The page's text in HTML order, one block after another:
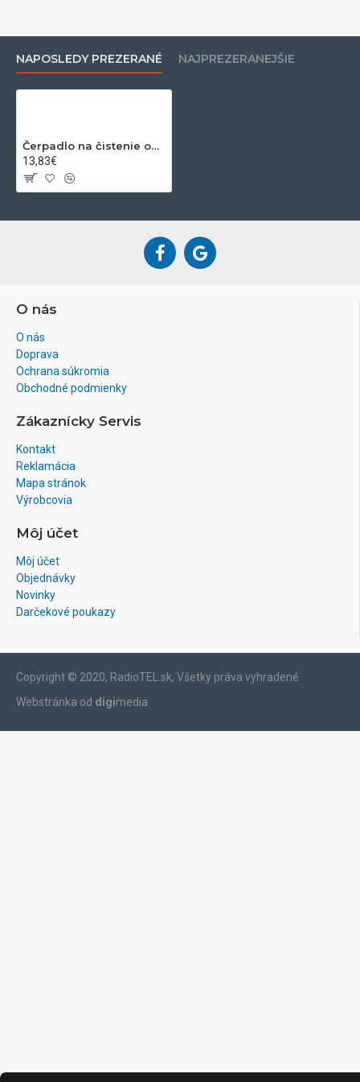
NAPOSLEDY PREZERANÉ NAJPREZERANEJŠIE
Čerpadlo na čistenie odpadov - zvon W1156
13,83€
O nás
O nás
Doprava
Ochrana súkromia
Obchodné podmienky
Zákaznícky Servis
Kontakt
Reklamácia
Mapa stránok
Výrobcovia
Môj účet
Môj účet
Objednávky
Novinky
Darčekové poukazy
Copyright © 2020, RadioTEL.sk, Všetky práva vyhradené
Webstránka od digimedia